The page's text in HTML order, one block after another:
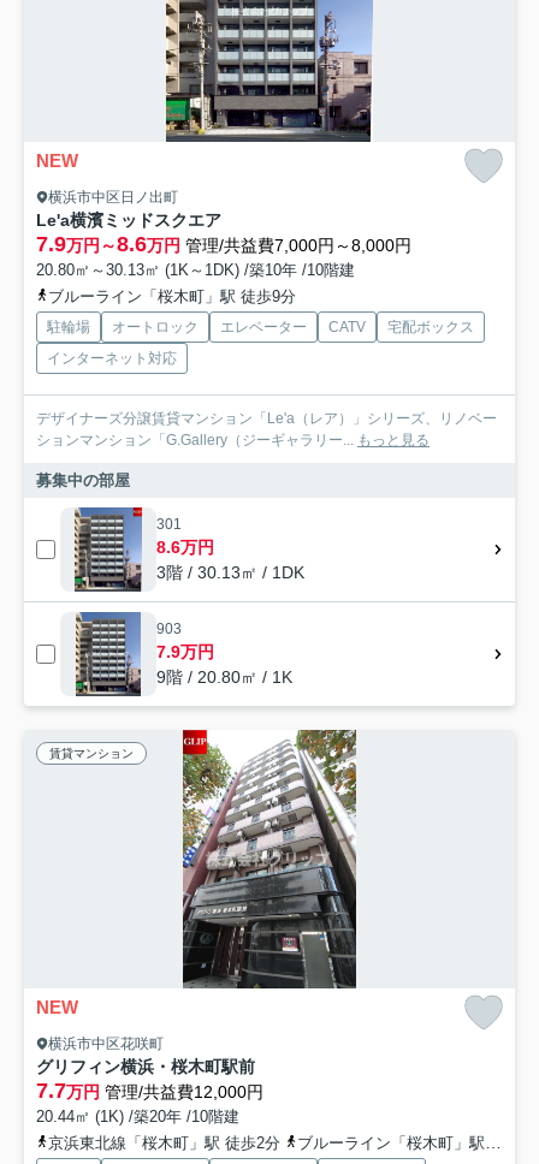
NEW
横浜市中区日ノ出町
Le'a横濱ミッドスクエア
7.9万円～8.6万円 管理/共益費7,000円～8,000円
20.80㎡～30.13㎡ (1K～1DK) /築10年 /10階建
ブルーライン「桜木町」駅 徒歩9分
駐輪場 オートロック エレベーター CATV
宅配ボックス
インターネット対応
デザイナーズ分譲賃貸マンション「Le'a（レア）」シリーズ、リノベー
ションマンション「G.Gallery（ジーギャラリー... もっと見る
募集中の部屋
301
8.6万円
3階 / 30.13㎡ / 1DK
903
7.9万円
9階 / 20.80㎡ / 1K
賃貸マンション
NEW
横浜市中区花咲町
グリフィン横浜・桜木町駅前
7.7万円 管理/共益費12,000円
20.44㎡ (1K) /築20年 /10階建
京浜東北線「桜木町」駅 徒歩2分
ブルーライン「桜木町」駅 徒歩1分